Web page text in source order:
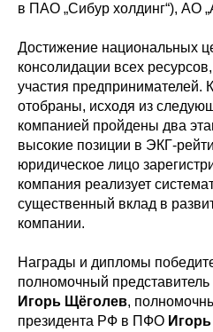
в ПАО „Сибур холдинг“), АО
Достижение национальных
консолидации всех
участия предпринимателей.
отобраны, исходя из
компанией пройдены два
высокие позиции в ЭКГ-
юридическое лицо
компания реализует
существенный вклад в
компании.
Награды и дипломы
полномочный
Игорь Щёголев,
президента РФ в ПФО